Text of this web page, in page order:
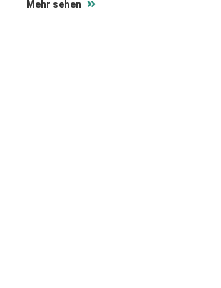
Mehr sehen